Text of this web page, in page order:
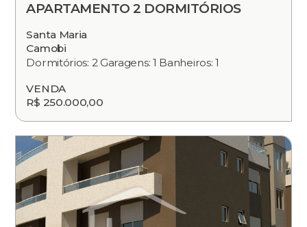
APARTAMENTO 2 DORMITÓRIOS
Santa Maria
Camobi
Dormitórios: 2 Garagens: 1 Banheiros: 1
VENDA
R$ 250.000,00